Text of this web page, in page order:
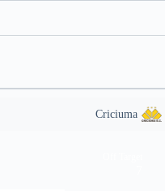
Criciuma